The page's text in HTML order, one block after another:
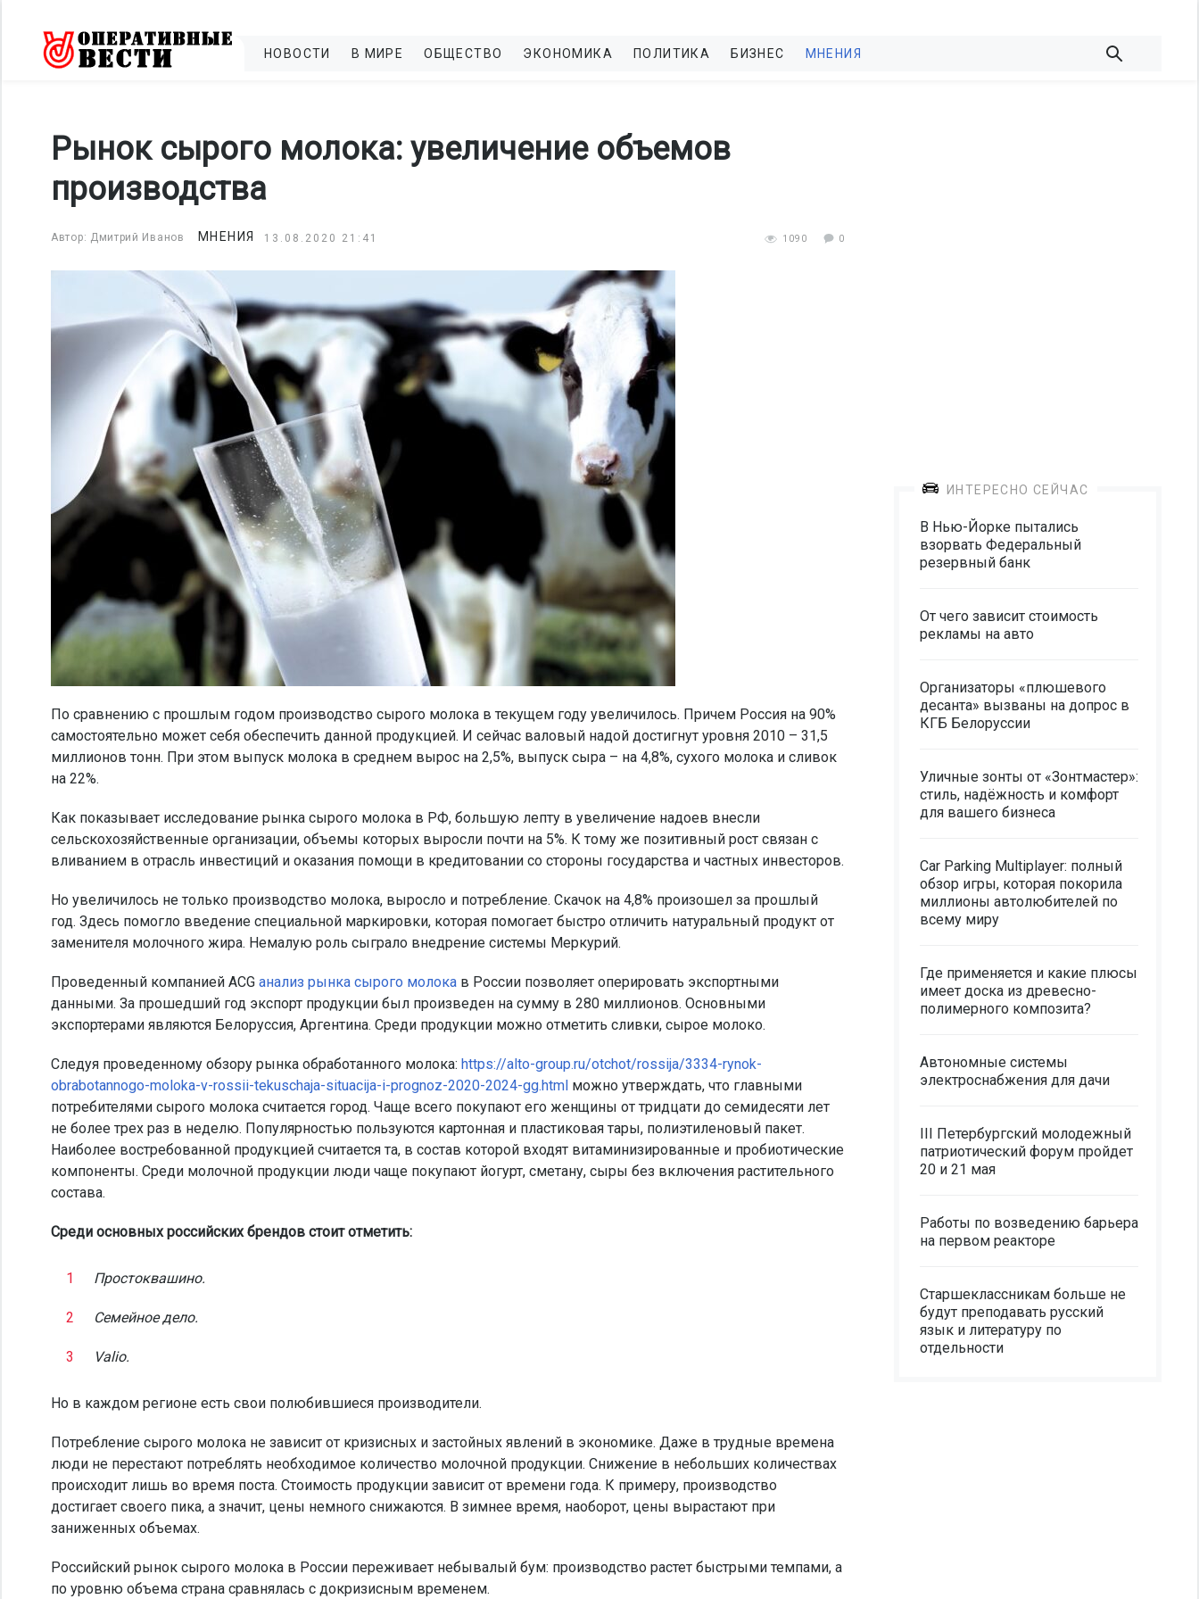
НОВОСТИ В МИРЕ ОБЩЕСТВО ЭКОНОМИКА ПОЛИТИКА БИЗНЕС МНЕНИЯ
Рынок сырого молока: увеличение объемов
производства
Автор: Дмитрий Иванов МНЕНИЯ 13.08.2020 21:41 1090 0
По сравнению с прошлым годом производство сырого молока в текущем году увеличилось. Причем Россия на 90%
самостоятельно может себя обеспечить данной продукцией. И сейчас валовый надой достигнут уровня 2010 – 31,5
миллионов тонн. При этом выпуск молока в среднем вырос на 2,5%, выпуск сыра – на 4,8%, сухого молока и сливок
на 22%.
Как показывает исследование рынка сырого молока в РФ, большую лепту в увеличение надоев внесли
сельскохозяйственные организации, объемы которых выросли почти на 5%. К тому же позитивный рост связан с
вливанием в отрасль инвестиций и оказания помощи в кредитовании со стороны государства и частных инвесторов.
Но увеличилось не только производство молока, выросло и потребление. Скачок на 4,8% произошел за прошлый
год. Здесь помогло введение специальной маркировки, которая помогает быстро отличить натуральный продукт от
заменителя молочного жира. Немалую роль сыграло внедрение системы Меркурий.
Проведенный компанией ACG анализ рынка сырого молока в России позволяет оперировать экспортными
данными. За прошедший год экспорт продукции был произведен на сумму в 280 миллионов. Основными
экспортерами являются Белоруссия, Аргентина. Среди продукции можно отметить сливки, сырое молоко.
Следуя проведенному обзору рынка обработанного молока: https://alto-group.ru/otchot/rossija/3334-rynok-
obrabotannogo-moloka-v-rossii-tekuschaja-situacija-i-prognoz-2020-2024-gg.html можно утверждать, что главными
потребителями сырого молока считается город. Чаще всего покупают его женщины от тридцати до семидесяти лет
не более трех раз в неделю. Популярностью пользуются картонная и пластиковая тары, полиэтиленовый пакет.
Наиболее востребованной продукцией считается та, в состав которой входят витаминизированные и пробиотические
компоненты. Среди молочной продукции люди чаще покупают йогурт, сметану, сыры без включения растительного
состава.
Среди основных российских брендов стоит отметить:
Простоквашино.
Семейное дело.
Valio.
Но в каждом регионе есть свои полюбившиеся производители.
Потребление сырого молока не зависит от кризисных и застойных явлений в экономике. Даже в трудные времена
люди не перестают потреблять необходимое количество молочной продукции. Снижение в небольших количествах
происходит лишь во время поста. Стоимость продукции зависит от времени года. К примеру, производство
достигает своего пика, а значит, цены немного снижаются. В зимнее время, наоборот, цены вырастают при
заниженных объемах.
Российский рынок сырого молока в России переживает небывалый бум: производство растет быстрыми темпами, а
по уровню объема страна сравнялась с докризисным временем.
ИНТЕРЕСНО СЕЙЧАС
В Нью-Йорке пытались
взорвать Федеральный
резервный банк
От чего зависит стоимость
рекламы на авто
Организаторы «плюшевого
десанта» вызваны на допрос в
КГБ Белоруссии
Уличные зонты от «Зонтмастер»:
стиль, надёжность и комфорт
для вашего бизнеса
Car Parking Multiplayer: полный
обзор игры, которая покорила
миллионы автолюбителей по
всему миру
Где применяется и какие плюсы
имеет доска из древесно-
полимерного композита?
Автономные системы
электроснабжения для дачи
III Петербургский молодежный
патриотический форум пройдет
20 и 21 мая
Работы по возведению барьера
на первом реакторе
Старшеклассникам больше не
будут преподавать русский
язык и литературу по
отдельности